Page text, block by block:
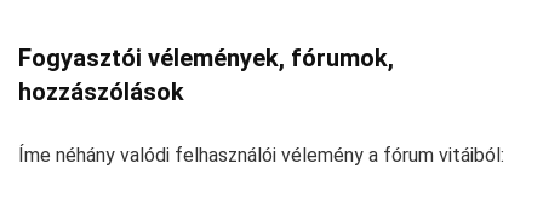
Fogyasztói vélemények, fórumok,
hozzászólások
Íme néhány valódi felhasználói vélemény a fórum vitáiból: